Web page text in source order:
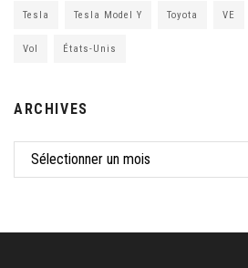
Tesla Tesla Model Y Toyota VE
Vol États-Unis
ARCHIVES